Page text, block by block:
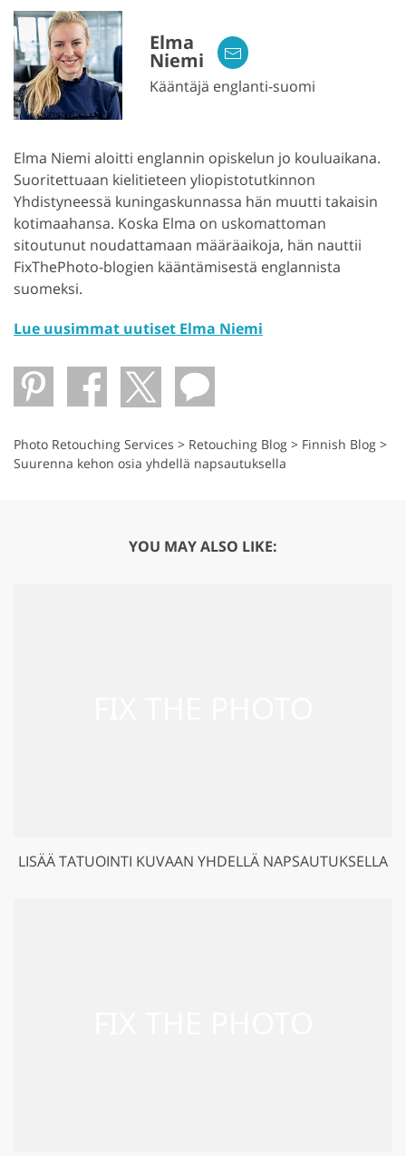
Elma
Niemi
Kääntäjä englanti-suomi
Elma Niemi aloitti englannin opiskelun jo kouluaikana.
Suoritettuaan kielitieteen yliopistotutkinnon
Yhdistyneessä kuningaskunnassa hän muutti takaisin
kotimaahansa. Koska Elma on uskomattoman
sitoutunut noudattamaan määräaikoja, hän nauttii
FixThePhoto-blogien kääntämisestä englannista
suomeksi.
Lue uusimmat uutiset Elma Niemi
Photo Retouching Services > Retouching Blog > Finnish Blog >
Suurenna kehon osia yhdellä napsautuksella
YOU MAY ALSO LIKE:
LISÄÄ TATUOINTI KUVAAN YHDELLÄ NAPSAUTUKSELLA